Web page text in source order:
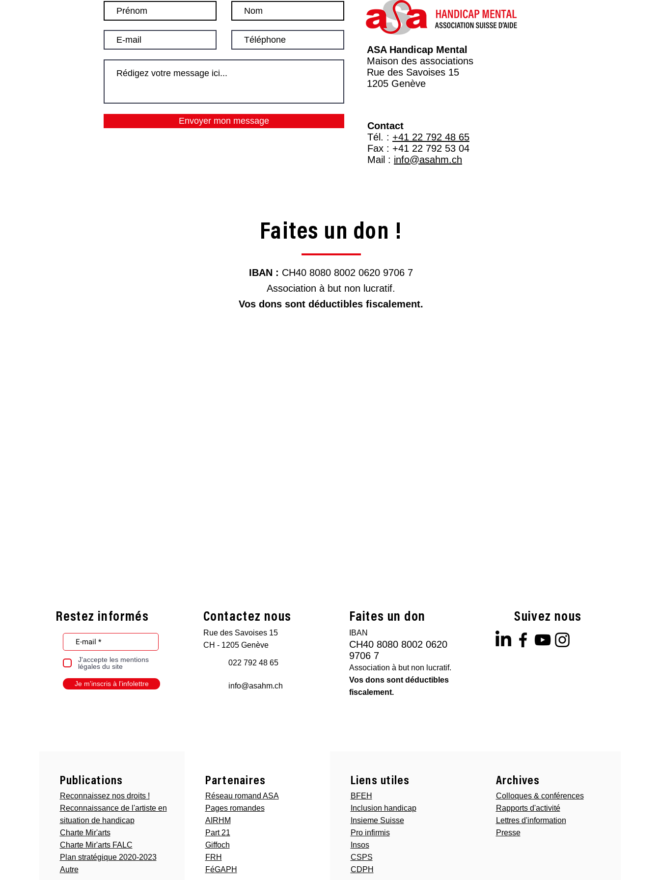
Envoyer mon message
ASA Handicap Mental
Maison des associations
Rue des Savoises 15
1205 Genève
Contact
Tél. : +41 22 792 48 65
Fax : +41 22 792 53 04
Mail : info@asahm.ch
Faites un don !
IBAN : CH40 8080 8002 0620 9706 7
Association à but non lucratif.
Vos dons sont déductibles fiscalement.
Restez informés
J'accepte les mentions
légales du site
Je m'inscris à l'infolettre
Contactez nous
Rue des Savoises 15
CH - 1205 Genève
022 792 48 65
info@asahm.ch
Faites un don
IBAN
CH40 8080 8002 0620
9706 7
Association à but non lucratif.
Vos dons sont déductibles
fiscalement.
Suivez nous
Publications
Reconnaissez nos droits !
Reconnaissance de l'artiste en
situation de handicap
Charte Mir'arts
Charte Mir'arts FALC
Plan stratégique 2020-2023
Autre
Partenaires
Réseau romand ASA
Pages romandes
AIRHM
Part 21
Giffoch
FRH
FéGAPH
Liens utiles
BFEH
Inclusion handicap
Insieme Suisse
Pro infirmis
Insos
CSPS
CDPH
Archives
Colloques & conférences
Rapports d'activité
Lettres d'information
Presse